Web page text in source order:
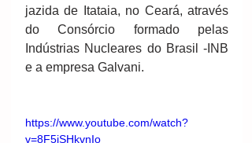
jazida de Itataia, no Ceará, através
do Consórcio formado pelas
Indústrias Nucleares do Brasil -INB
e a empresa Galvani.
https://www.youtube.com/watch?
v=8F5jSHkvnIo